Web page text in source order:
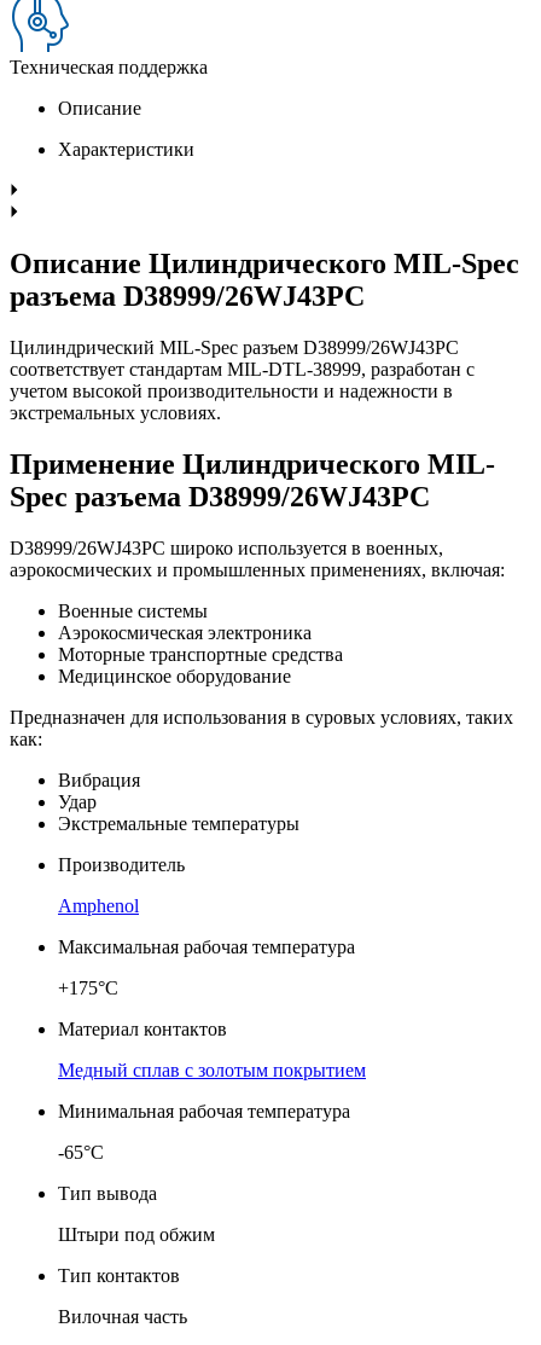
Техническая поддержка
Описание
Характеристики
Описание Цилиндрического MIL-Spec
разъема D38999/26WJ43PC
Цилиндрический MIL-Spec разъем D38999/26WJ43PC
соответствует стандартам MIL-DTL-38999, разработан с
учетом высокой производительности и надежности в
экстремальных условиях.
Применение Цилиндрического MIL-
Spec разъема D38999/26WJ43PC
D38999/26WJ43PC широко используется в военных,
аэрокосмических и промышленных применениях, включая:
Военные системы
Аэрокосмическая электроника
Моторные транспортные средства
Медицинское оборудование
Предназначен для использования в суровых условиях, таких
как:
Вибрация
Удар
Экстремальные температуры
Производитель
Amphenol
Максимальная рабочая температура
+175°C
Материал контактов
Медный сплав с золотым покрытием
Минимальная рабочая температура
-65°C
Тип вывода
Штыри под обжим
Тип контактов
Вилочная часть